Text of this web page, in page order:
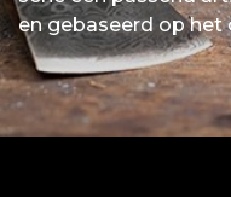
en gebaseerd op